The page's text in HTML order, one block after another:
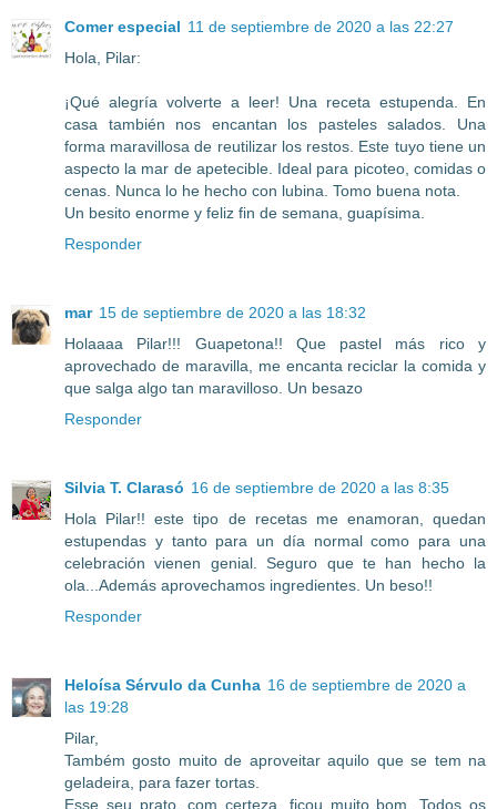
Comer especial 11 de septiembre de 2020 a las 22:27
Hola, Pilar:
¡Qué alegría volverte a leer! Una receta estupenda. En
casa también nos encantan los pasteles salados. Una
forma maravillosa de reutilizar los restos. Este tuyo tiene un
aspecto la mar de apetecible. Ideal para picoteo, comidas o
cenas. Nunca lo he hecho con lubina. Tomo buena nota.
Un besito enorme y feliz fin de semana, guapísima.
Responder
mar 15 de septiembre de 2020 a las 18:32
Holaaaa Pilar!!! Guapetona!! Que pastel más rico y
aprovechado de maravilla, me encanta reciclar la comida y
que salga algo tan maravilloso. Un besazo
Responder
Silvia T. Clarasó 16 de septiembre de 2020 a las 8:35
Hola Pilar!! este tipo de recetas me enamoran, quedan
estupendas y tanto para un día normal como para una
celebración vienen genial. Seguro que te han hecho la
ola...Además aprovechamos ingredientes. Un beso!!
Responder
Heloísa Sérvulo da Cunha 16 de septiembre de 2020 a
las 19:28
Pilar,
Também gosto muito de aproveitar aquilo que se tem na
geladeira, para fazer tortas.
Esse seu prato, com certeza, ficou muito bom. Todos os